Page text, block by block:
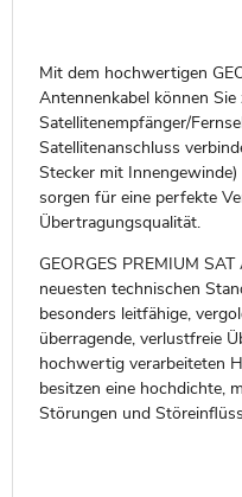
Mit dem hochwertigen
Antennenkabel können Sie
Satellitenempfänger/
Satellitenanschluss
Stecker mit
sorgen für eine perfekte
Übertragungsqualität.
GEORGES PREMIUM
neuesten technischen
besonders leitfähige,
überragende, verlustfreie
hochwertig verarbeiteten
besitzen eine hochdichte,
Störungen und